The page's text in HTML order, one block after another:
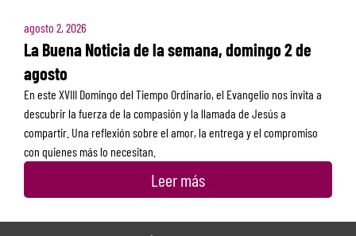
agosto 2, 2026
La Buena Noticia de la semana, domingo 2 de
agosto
En este XVIII Domingo del Tiempo Ordinario, el Evangelio nos invita a
descubrir la fuerza de la compasión y la llamada de Jesús a
compartir. Una reflexión sobre el amor, la entrega y el compromiso
con quienes más lo necesitan.
Leer más